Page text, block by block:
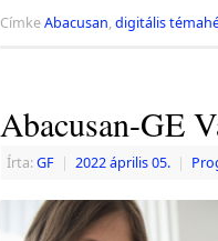
CímkeAbacusan,digitális
Abacusan-GE
Írta:GF | 2022 április 05. |